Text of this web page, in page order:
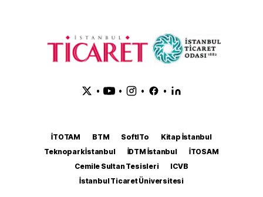
• • • •
İTOTAM BTM SoftITo
Kitap İstanbul
Teknopark İstanbul
İDTM İstanbul
İTOSAM
Cemile Sultan Tesisleri
ICVB
İstanbul Ticaret Üniversitesi